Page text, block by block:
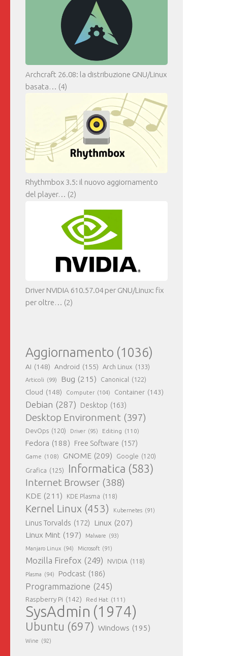
Archcraft 26.08: la distribuzione GNU/Linux
basata… (4)
Rhythmbox 3.5: il nuovo aggiornamento
del player… (2)
Driver NVIDIA 610.57.04 per GNU/Linux: fix
per oltre… (2)
Aggiornamento (1036)
AI (148) Android (155) Arch Linux (133)
Articoli (99) Bug (215) Canonical (122)
Cloud (148) Computer (104) Container (143)
Debian (287) Desktop (163)
Desktop Environment (397)
DevOps (120) Driver (95) Editing (110)
Fedora (188) Free Software (157)
Game (108) GNOME (209) Google (120)
Grafica (125) Informatica (583)
Internet Browser (388)
KDE (211) KDE Plasma (118)
Kernel Linux (453) Kubernetes (91)
Linus Torvalds (172) Linux (207)
Linux Mint (197) Malware (93)
Manjaro Linux (94) Microsoft (91)
Mozilla Firefox (249) NVIDIA (118)
Plasma (94) Podcast (186)
Programmazione (245)
Raspberry Pi (142) Red Hat (111)
SysAdmin (1974)
Ubuntu (697) Windows (195)
Wine (92)